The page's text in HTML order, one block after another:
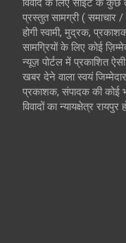
विवाद के लिए साइट के कुछ
प्रस्तुत सामग्री ( समाचार /
होगी स्वामी, मुद्रक,
सामग्रियों के लिए कोई
न्यूज़ पोर्टल में प्रकाशित
खबर देने वाला स्वयं
प्रकाशक, संपादक की कोई
विवादों का न्यायक्षेत्र रायपुर